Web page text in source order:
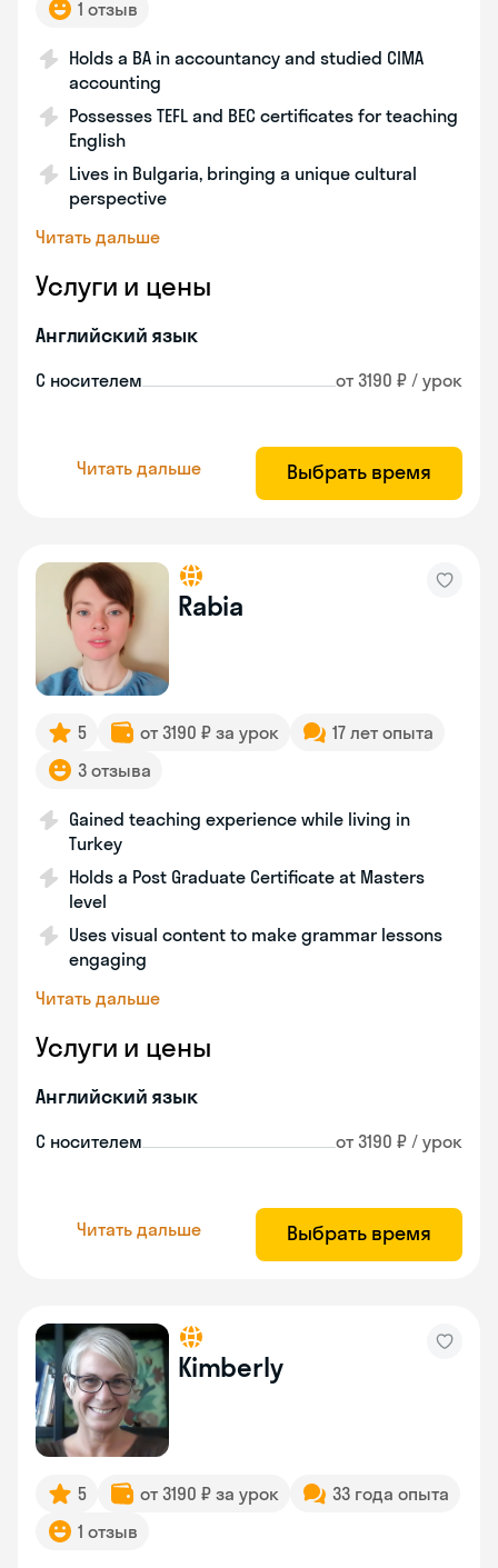
1 отзыв
Holds a BA in accountancy and studied CIMA
accounting
Possesses TEFL and BEC certificates for teaching
English
Lives in Bulgaria, bringing a unique cultural
perspective
Читать дальше
Услуги и цены
Английский язык
С носителем от 3190 ₽ / урок
Читать дальше Выбрать время
Rabia
5 от 3190 ₽ за урок
17 лет опыта
3 отзыва
Gained teaching experience while living in
Turkey
Holds a Post Graduate Certificate at Masters
level
Uses visual content to make grammar lessons
engaging
Читать дальше
Услуги и цены
Английский язык
С носителем от 3190 ₽ / урок
Читать дальше Выбрать время
Kimberly
5 от 3190 ₽ за урок
33 года опыта
1 отзыв